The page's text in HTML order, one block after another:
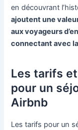
en découvrant
ajoutent une
aux voyageurs
connectant avec
Les tarifs
pour un
Airbnb
Les tarifs pour un